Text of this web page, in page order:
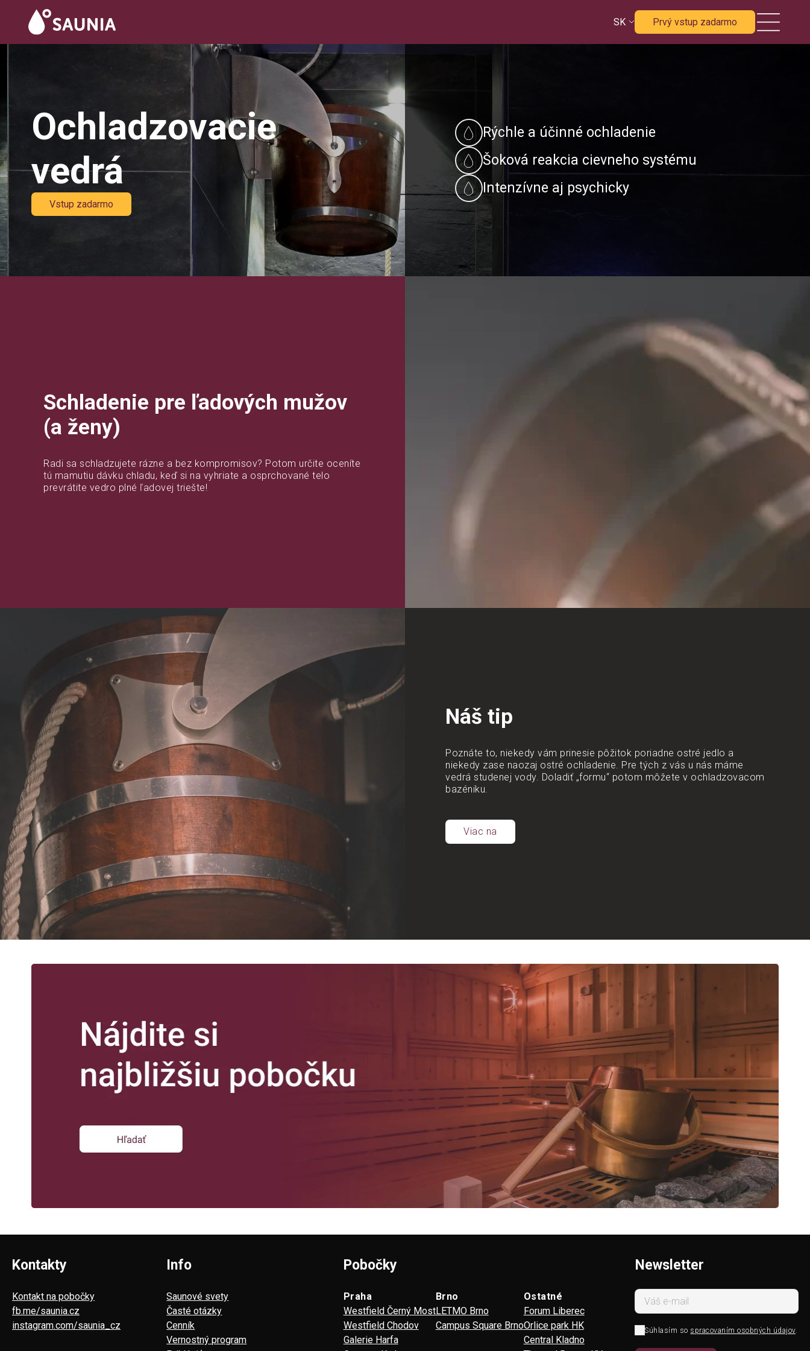
SK Prvý vstup zadarmo
Ochladzovacie
vedrá
Vstup zadarmo
Rýchle a účinné ochladenie
Šoková reakcia cievneho systému
Intenzívne aj psychicky
Schladenie pre ľadových mužov
(a ženy)
Radi sa schladzujete rázne a bez kompromisov? Potom určite oceníte
tú mamutiu dávku chladu, keď si na vyhriate a osprchované telo
prevrátite vedro plné ľadovej triešte!
Náš tip
Poznáte to, niekedy vám prinesie pôžitok poriadne ostré jedlo a
niekedy zase naozaj ostré ochladenie. Pre tých z vás u nás máme
vedrá studenej vody. Doladiť „formu“ potom môžete v ochladzovacom
bazéniku.
Viac na
Kontakty
Kontakt na pobočky
fb.me/saunia.cz
instagram.com/saunia_cz
Info
Saunové svety
Časté otázky
Cenník
Vernostný program
Pobočky
Praha
Westfield Černý Most
Westfield Chodov
Galerie Harfa
Brno
LETMO Brno
Campus Square Brno
Ostatné
Forum Liberec
Orlice park HK
Central Kladno
Newsletter
Súhlasím so spracovaním osobných údajov.